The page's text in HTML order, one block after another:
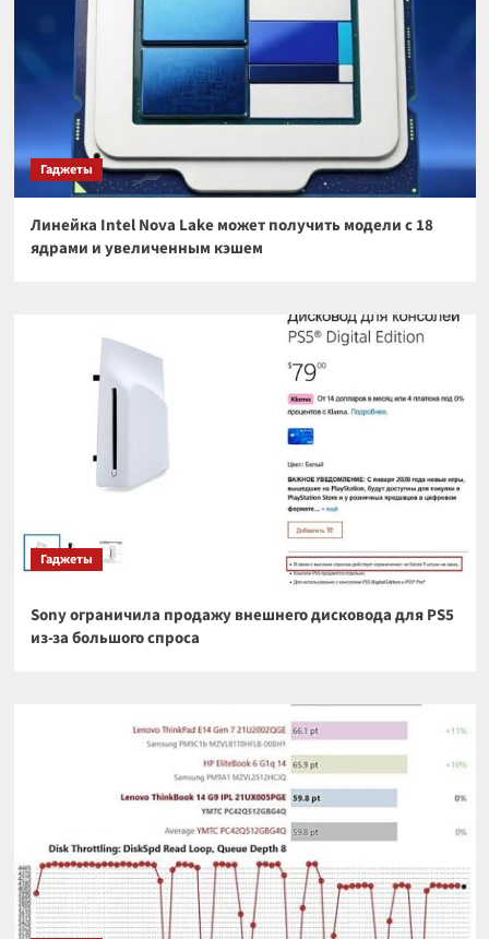
Гаджеты
Линейка Intel Nova Lake может получить модели с 18
ядрами и увеличенным кэшем
Гаджеты
Sony ограничила продажу внешнего дисковода для PS5
из-за большого спроса